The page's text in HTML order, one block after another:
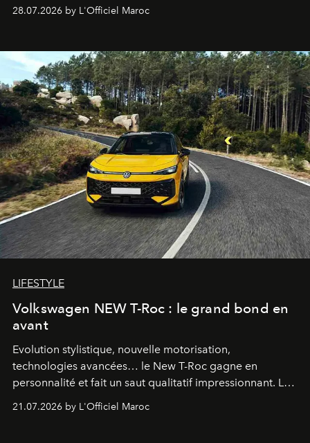
Pillet promet un lieu de vie complet. On y a déjeuné…
28.07.2026 by L'Officiel Maroc
LIFESTYLE
Volkswagen NEW T-Roc : le grand bond en
avant
Evolution stylistique, nouvelle motorisation,
technologies avancées… le New T-Roc gagne en
personnalité et fait un saut qualitatif impressionnant. Le
fétiche pour le rendre plus premium. Et le pari semble
21.07.2026 by L'Officiel Maroc